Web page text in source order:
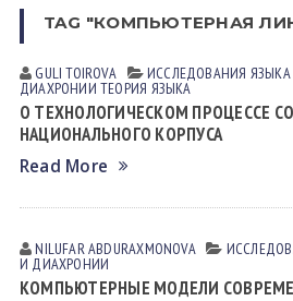
TAG "КОМПЬЮТЕРНАЯ
GULI TOIROVА ИССЛЕДОВАНИЯ
ДИАХРОНИИ ТЕОРИЯ ЯЗЫКА
О ТЕХНОЛОГИЧЕСКОМ ПРОЦЕССЕ
НАЦИОНАЛЬНОГО КОРПУСА
Read More
NILUFAR АBDURАXMONOVА
И ДИАХРОНИИ
КОМПЬЮТЕРНЫЕ МОДЕЛИ